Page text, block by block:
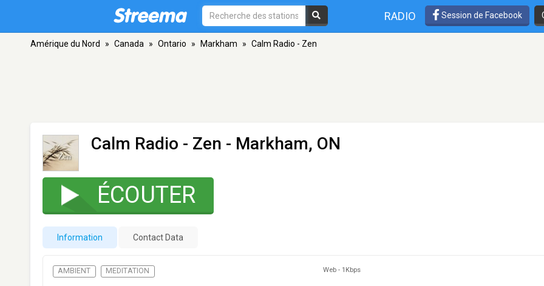
RADIO Session de Facebook
Amérique du Nord » Canada » Ontario » Markham » Calm Radio - Zen
Calm Radio - Zen - Markham, ON
ÉCOUTER
Information Contact Data
AMBIENT MEDITATION Web - 1Kbps